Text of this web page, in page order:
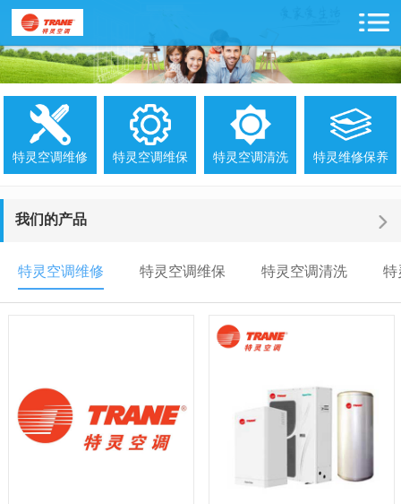
特灵空调维修 特灵空调维保 特灵空调清洗 特灵维修保养
我们的产品
特灵空调维修 特灵空调维保 特灵空调清洗 特